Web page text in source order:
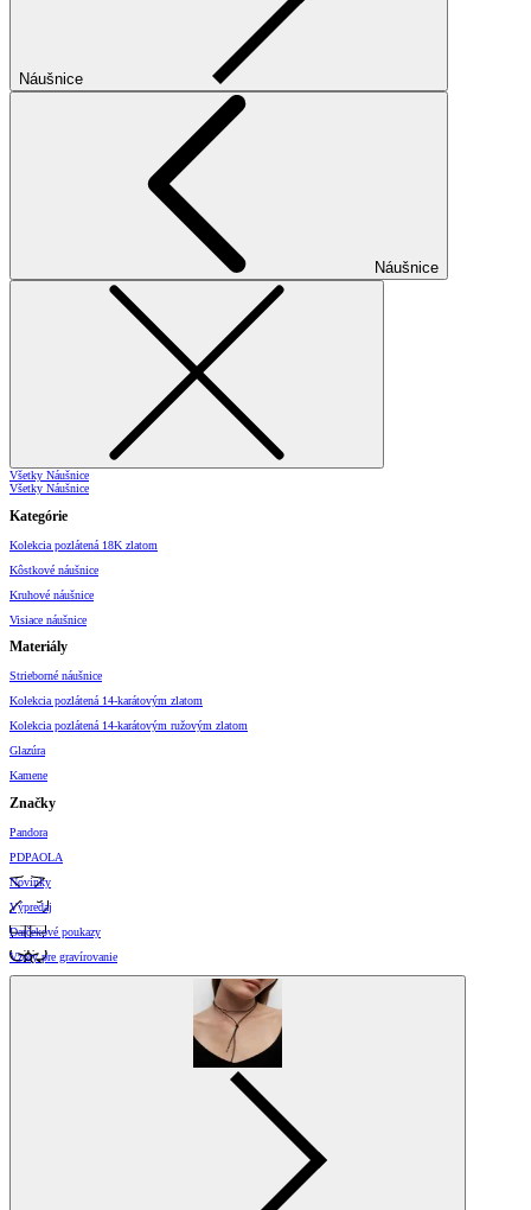
Náušnice
Náušnice
Všetky Náušnice
Všetky Náušnice
Kategórie
Kolekcia pozlátená 18K zlatom
Kôstkové náušnice
Kruhové náušnice
Visiace náušnice
Materiály
Strieborné náušnice
Kolekcia pozlátená 14-karátovým zlatom
Kolekcia pozlátená 14-karátovým ružovým zlatom
Glazúra
Kamene
Značky
Pandora
PDPAOLA
Novinky
Výpredaj
Darčekové poukazy
Vzory pre gravírovanie